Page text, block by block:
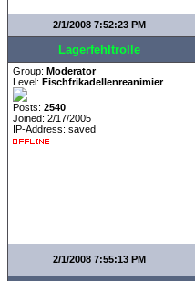
2/1/2008 7:52:23 PM
Lagerfehltrolle
Group: Moderator
Level: Fischfrikadellenreanimier
Posts: 2540
Joined: 2/17/2005
IP-Address: saved
2/1/2008 7:55:13 PM